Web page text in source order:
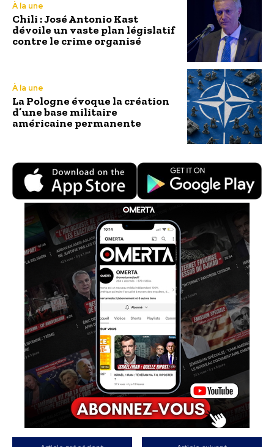
À la une
Chili : José Antonio Kast
dévoile un vaste plan législatif
contre le crime organisé
À la une
La Pologne évoque la création
d’une base militaire
américaine permanente